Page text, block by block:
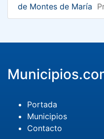
de Montes de María
Portada
Municipios
Contacto